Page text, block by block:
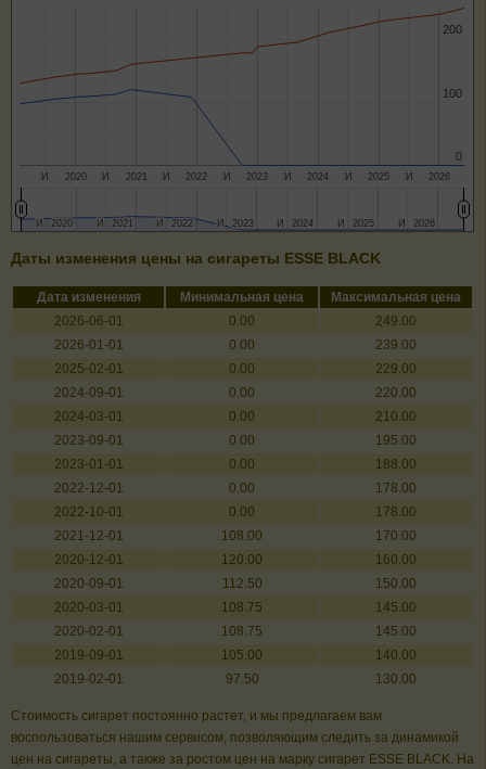
2020 2021 2022 2023 2024 2025 2026
И И И И И И И
0
0
100
100
200
200
2020
2020 2021
2021 2022
2022 2023
2023 2024
2024 2025
2025 2026
2026
ИИ ИИ ИИ ИИ ИИ ИИ ИИ
Даты изменения цены на сигареты ESSE BLACK
Дата изменения Минимальная цена
Максимальная цена
2026-06-01
0.00
249.00
2026-01-01
0.00
239.00
2025-02-01
0.00
229.00
2024-09-01
0.00
220.00
2024-03-01
0.00
210.00
2023-09-01
0.00
195.00
2023-01-01
0.00
188.00
2022-12-01
0.00
178.00
2022-10-01
0.00
178.00
2021-12-01
108.00
170.00
2020-12-01
120.00
160.00
2020-09-01
112.50
150.00
2020-03-01
108.75
145.00
2020-02-01
108.75
145.00
2019-09-01
105.00
140.00
2019-02-01
97.50 130.00
Стоимость сигарет постоянно растет, и мы предлагаем вам
воспользоваться нашим сервисом, позволяющим следить за динамикой
цен на сигареты, а также за ростом цен на марку сигарет ESSE BLACK. На